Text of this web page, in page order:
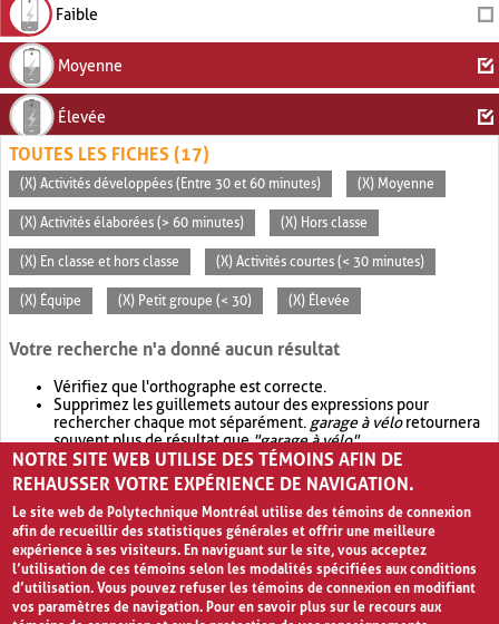
Faible
Moyenne
Élevée
TOUTES LES FICHES (17)
(X) Activités développées (Entre 30 et 60 minutes) (X) Moyenne
(X) Activités élaborées (> 60 minutes) (X) Hors classe
(X) En classe et hors classe (X) Activités courtes (< 30 minutes)
(X) Équipe (X) Petit groupe (< 30) (X) Élevée
Votre recherche n'a donné aucun résultat
Vérifiez que l'orthographe est correcte.
Supprimez les guillemets autour des expressions pour
rechercher chaque mot séparément. garage à véloretournera
souvent plus de résultat que"garage à vélo".
Envisagez d'élargir votre recherche avec OR.garage OR vélo
retournera souvent plus de résultat quegarage à vélo
NOTRE SITE WEB UTILISE DES TÉMOINS AFIN DE
REHAUSSER VOTRE EXPÉRIENCE DE NAVIGATION.
Le site web de Polytechnique Montréal utilise des témoins de connexion
afin de recueillir des statistiques générales et offrir une meilleure
expérience à ses visiteurs. En naviguant sur le site, vous acceptez
l’utilisation de ces témoins selon les modalités spécifiées aux conditions
d’utilisation. Vous pouvez refuser les témoins de connexion en modifiant
vos paramètres de navigation. Pour en savoir plus sur le recours aux